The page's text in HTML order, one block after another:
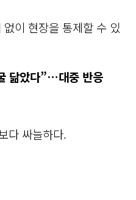
이 현장을 통제할 수 있
닮았다”…대중 반응
다 싸늘하다.